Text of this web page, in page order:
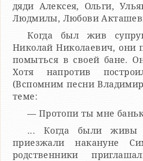
дяди Алексея, Ольги,
Людмилы, Любови
Когда был жив
Николай Николаевич, они
помыться в своей бане.
Хотя напротив
(Вспомним песни
теме:
— Протопи ты мне
... Когда были живы
приезжали накануне
родственники